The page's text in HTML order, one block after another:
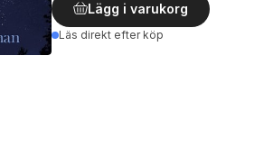
Lägg i varukorg
Läs direkt efter köp